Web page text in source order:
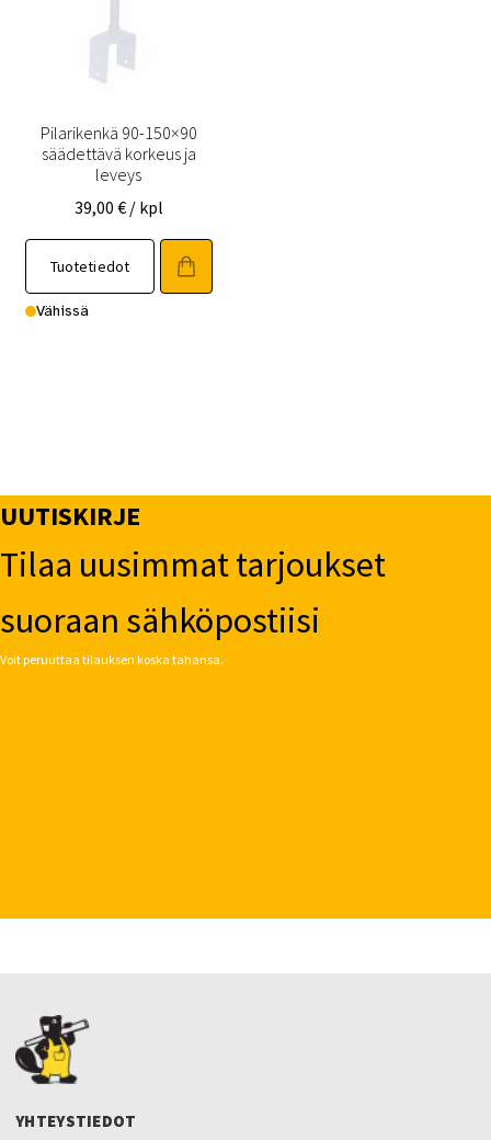
Pilarikenkä 90-150×90
säädettävä korkeus ja
leveys
39,00 € / kpl
Tuotetiedot
Vähissä
UUTISKIRJE
Tilaa uusimmat tarjoukset
suoraan sähköpostiisi
Voit peruuttaa tilauksen koska tahansa.
YHTEYSTIEDOT